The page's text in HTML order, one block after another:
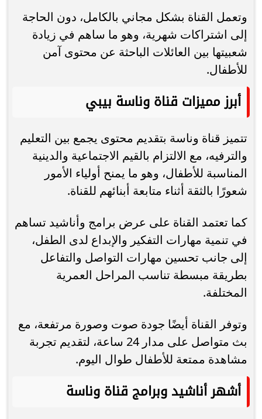
وتعمل القناة بشكل مجاني بالكامل، دون الحاجة
إلى اشتراكات شهرية، وهو ما ساهم في زيادة
شعبيتها بين العائلات الباحثة عن محتوى آمن
للأطفال.
أبرز مميزات قناة وناسة بيبي
تتميز قناة وناسة بتقديم محتوى يجمع بين التعليم
والترفيه، مع الالتزام بالقيم الاجتماعية والدينية
المناسبة للأطفال، وهو ما يمنح أولياء الأمور
شعورًا بالثقة أثناء متابعة أبنائهم للقناة.
كما تعتمد القناة على عرض برامج وأناشيد تساهم
في تنمية مهارات التفكير والإبداع لدى الطفل،
إلى جانب تحسين مهارات التواصل والتفاعل
بطريقة مبسطة تناسب المراحل العمرية
المختلفة.
وتوفر القناة أيضًا جودة صوت وصورة مرتفعة، مع
بث متواصل على مدار 24 ساعة، لتقديم تجربة
مشاهدة ممتعة للأطفال طوال اليوم.
أشهر أناشيد وبرامج قناة وناسة